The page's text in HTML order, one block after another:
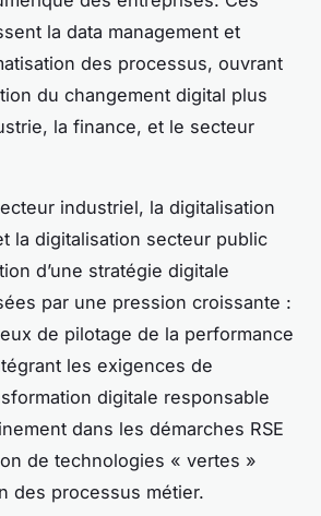
la data management et
des processus, ouvrant
du changement digital plus
la finance, et le secteur
industriel, la digitalisation
la digitalisation secteur public
d’une stratégie digitale
par une pression croissante :
de pilotage de la performance
les exigences de
digitale responsable
dans les démarches RSE
de technologies « vertes »
des processus métier.